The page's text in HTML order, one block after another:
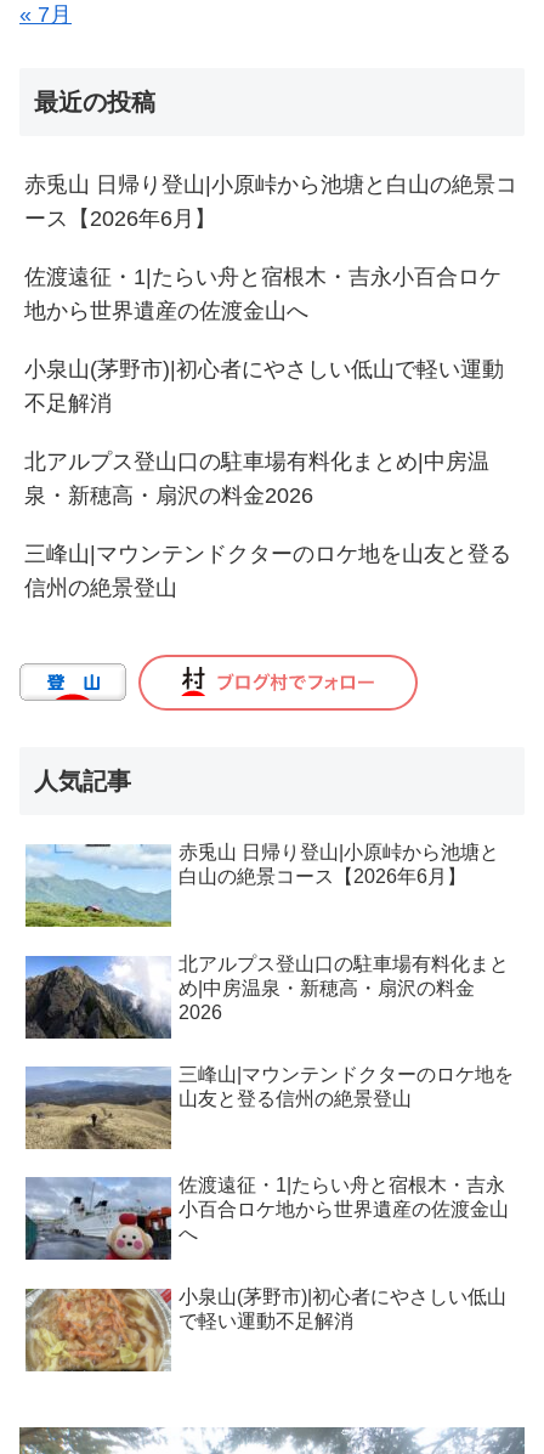
« 7月
最近の投稿
赤兎山 日帰り登山|小原峠から池塘と白山の絶景コ
ース【2026年6月】
佐渡遠征・1|たらい舟と宿根木・吉永小百合ロケ
地から世界遺産の佐渡金山へ
小泉山(茅野市)|初心者にやさしい低山で軽い運動
不足解消
北アルプス登山口の駐車場有料化まとめ|中房温
泉・新穂高・扇沢の料金2026
三峰山|マウンテンドクターのロケ地を山友と登る
信州の絶景登山
人気記事
赤兎山 日帰り登山|小原峠から池塘と
白山の絶景コース【2026年6月】
北アルプス登山口の駐車場有料化まと
め|中房温泉・新穂高・扇沢の料金
2026
三峰山|マウンテンドクターのロケ地を
山友と登る信州の絶景登山
佐渡遠征・1|たらい舟と宿根木・吉永
小百合ロケ地から世界遺産の佐渡金山
へ
小泉山(茅野市)|初心者にやさしい低山
で軽い運動不足解消